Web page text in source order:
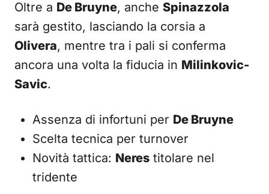
Oltre a De Bruyne, anche Spinazzola
sarà gestito, lasciando la corsia a
Olivera, mentre tra i pali si conferma
ancora una volta la fiducia in Milinkovic-
Savic.
Assenza di infortuni per De Bruyne
Scelta tecnica per turnover
Novità tattica: Neres titolare nel
tridente